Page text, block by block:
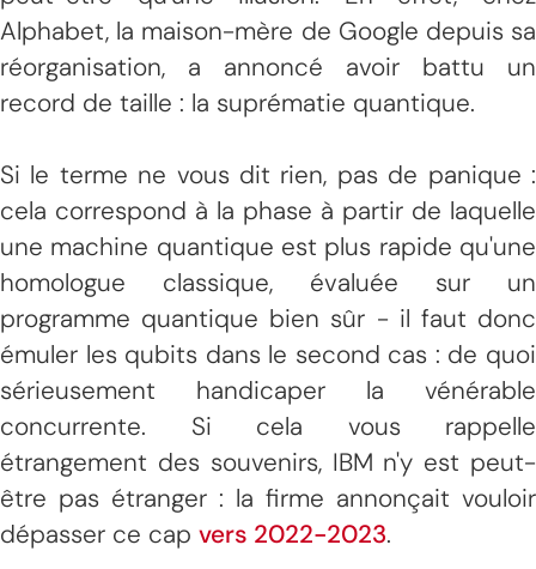
Alphabet, la maison-mère de Google depuis sa
réorganisation, a annoncé avoir battu un
record de taille : la suprématie quantique.
Si le terme ne vous dit rien, pas de panique :
cela correspond à la phase à partir de laquelle
une machine quantique est plus rapide qu'une
homologue classique, évaluée sur un
programme quantique bien sûr - il faut donc
émuler les qubits dans le second cas : de quoi
sérieusement handicaper la vénérable
concurrente. Si cela vous rappelle
étrangement des souvenirs, IBM n'y est peut-
être pas étranger : la firme annonçait vouloir
dépasser ce cap vers 2022-2023.